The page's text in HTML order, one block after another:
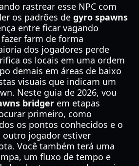
rastrear esse NPC com
os padrões de gyro spawns
entre ficar vagando
farm de forma
dos jogadores perde
os locais em uma ordem
demais em áreas de baixo
visuais que indicam um
Neste guia de 2026, vou
bridger em etapas
primeiro, como
os pontos conhecidos e o
outro jogador estiver
Você também terá uma
um fluxo de tempo e